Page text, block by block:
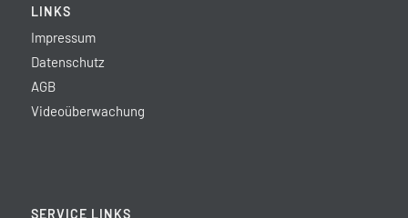
LINKS
Impressum
Datenschutz
AGB
Videoüberwachung
SERVICE LINKS